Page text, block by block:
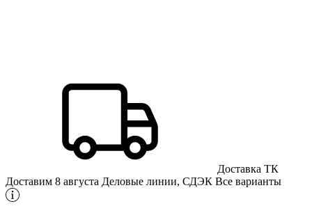
Доставка ТК
Доставим 8 августа Деловые линии, СДЭК Все варианты